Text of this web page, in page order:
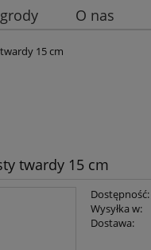
O nas
15 cm
twardy 15 cm
Dostępność:
Wysyłka w:
Dostawa: